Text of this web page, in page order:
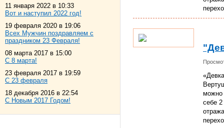
можно
себе
11 января 2022 в 10:33
Вот и наступил 2022 год!
19 февраля 2020 в 19:06
Всех Мужчин поздравляем с
праздником 23 Февраля!
08 марта 2017 в 15:00
С 8 марта!
23 февраля 2017 в 19:59
С 23 февраля
18 декабря 2016 в 22:54
С Новым 2017 Годом!